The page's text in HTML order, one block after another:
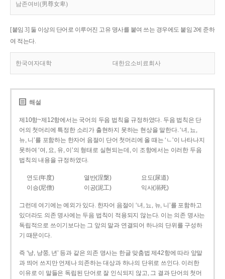
남존여비(男尊女卑)
[붙임 3] 둘 이상의 단어로 이루어진 고유 명사를 붙여 쓰는 경우에도 붙임 2에 준하
여 적는다.
한국여자대학 대한요소비료회사
해설
제10항~제12항에서는 국어의 두음 법칙을 규정하였다. 두음 법칙은 단
어의 첫머리에 특정한 소리가 출현하지 못하는 현상을 말한다. ‘녀, 뇨,
뉴, 니’를 포함하는 한자어 음절이 단어 첫머리에 올 때는 ‘ㄴ’이 나타나지
못하여 ‘여, 요, 유, 이’의 형태로 실현되는데, 이 조항에서는 이러한 두음
법칙의 내용을 규정하였다.
연도(年度) 열반(涅槃)
요도(尿道)
이승(尼僧)
이공(泥工) 익사(溺死)
그런데 여기에는 예외가 있다. 한자어 음절이 ‘녀, 뇨, 뉴, 니’를 포함하고
있더라도 의존 명사에는 두음 법칙이 적용되지 않는다. 이는 의존 명사는
독립적으로 쓰이기보다는 그 앞의 말과 연결되어 하나의 단위를 구성하
기 때문이다.
즉 ‘냥, 냥쭝, 년’ 등과 같은 의존 명사는 한글 맞춤법 제42항에 따라 앞말
과 띄어 쓰지만 언제나 의존하는 대상과 하나의 단위로 쓰인다. 이러한
이유로 이 말들은 독립된 단어로 잘 인식되지 않고, 그 결과 단어의 첫머